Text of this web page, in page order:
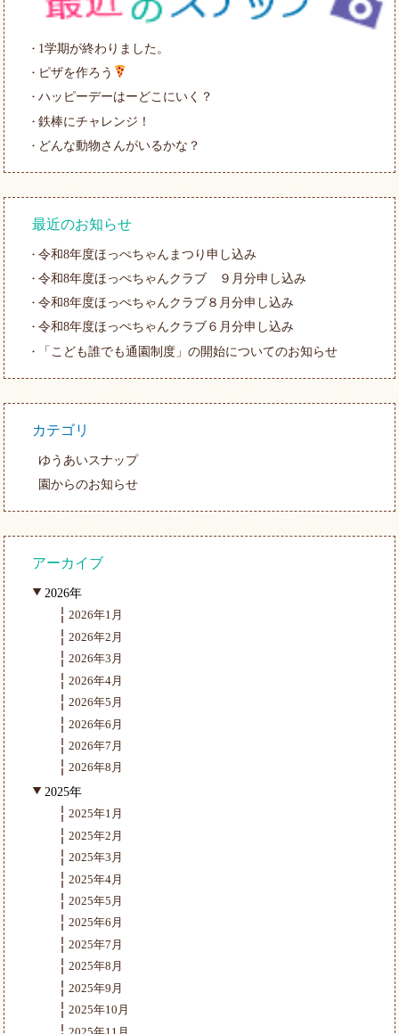
1学期が終わりました。
ピザを作ろう
ハッピーデーはーどこにいく？
鉄棒にチャレンジ！
どんな動物さんがいるかな？
最近のお知らせ
令和8年度ほっぺちゃんまつり申し込み
令和8年度ほっぺちゃんクラブ ９月分申し込み
令和8年度ほっぺちゃんクラブ８月分申し込み
令和8年度ほっぺちゃんクラブ６月分申し込み
「こども誰でも通園制度」の開始についてのお知らせ
カテゴリ
ゆうあいスナップ
園からのお知らせ
アーカイブ
2026年
2026年1月
2026年2月
2026年3月
2026年4月
2026年5月
2026年6月
2026年7月
2026年8月
2025年
2025年1月
2025年2月
2025年3月
2025年4月
2025年5月
2025年6月
2025年7月
2025年8月
2025年9月
2025年10月